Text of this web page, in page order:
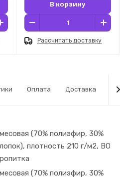
В корзину
Рассчитать доставку
Оплата Доставка
(70% полиэфир, 30%
плотность 210 г/м2, ВО
(70% полиэфир, 30%